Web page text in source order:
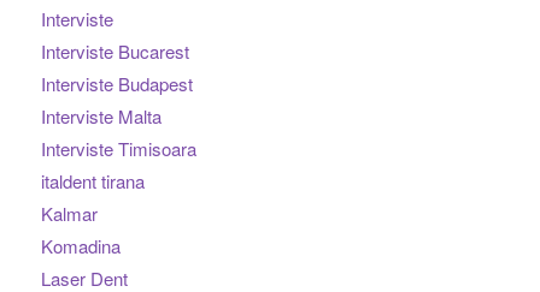
Interviste
Interviste Bucarest
Interviste Budapest
Interviste Malta
Interviste Timisoara
italdent tirana
Kalmar
Komadina
Laser Dent